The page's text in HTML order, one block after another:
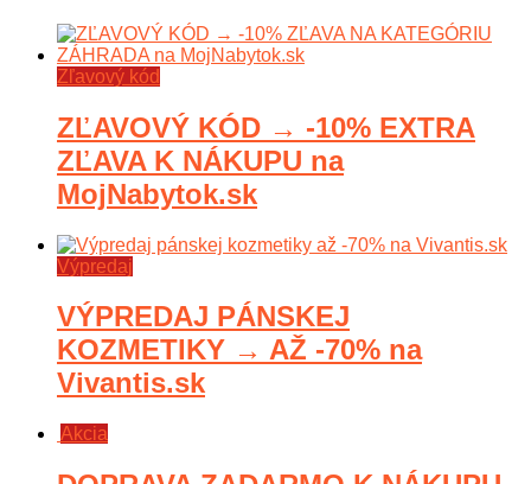
Zľavový kód
ZĽAVOVÝ KÓD → -10% EXTRA
ZĽAVA K NÁKUPU na
MojNabytok.sk
Výpredaj
VÝPREDAJ PÁNSKEJ
KOZMETIKY → AŽ -70% na
Vivantis.sk
Akcia